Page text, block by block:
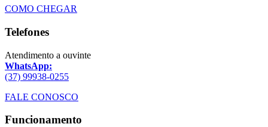
COMO CHEGAR
Telefones
Atendimento a ouvinte
WhatsApp:
(37) 99938-0255
FALE CONOSCO
Funcionamento